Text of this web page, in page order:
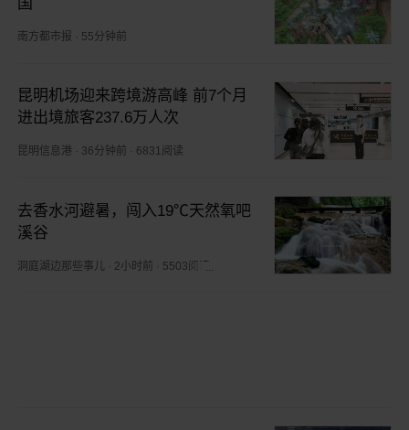
南方都市报 55分钟前
昆明机场迎来跨境游高峰 前7个月
进出境旅客237.6万人次
昆明信息港 36分钟前 6831阅读
去香水河避暑，闯入19℃天然氧吧
溪谷
洞庭湖边那些事儿 2小时前 5503阅读